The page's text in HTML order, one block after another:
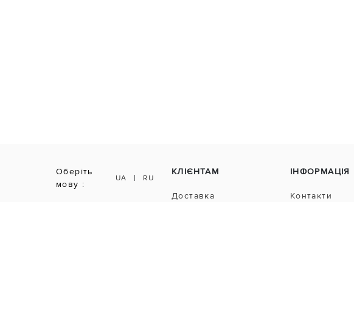
Оберіть
мову :
UA | RU
КЛІЄНТАМ
Доставка
ІНФОРМАЦІЯ
Контакти